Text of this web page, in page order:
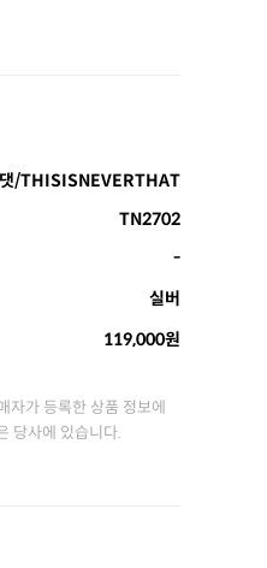
/THISISNEVERTHAT
TN2702
-
실버
119,000원
자가 등록한 상품 정보에
당사에 있습니다.